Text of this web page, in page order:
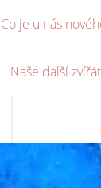
Co je u nás
Naše další